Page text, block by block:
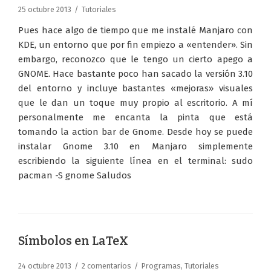
25 octubre 2013 Tutoriales
Pues hace algo de tiempo que me instalé Manjaro con
KDE, un entorno que por fin empiezo a «entender». Sin
embargo, reconozco que le tengo un cierto apego a
GNOME. Hace bastante poco han sacado la versión 3.10
del entorno y incluye bastantes «mejoras» visuales
que le dan un toque muy propio al escritorio. A mí
personalmente me encanta la pinta que está
tomando la action bar de Gnome. Desde hoy se puede
instalar Gnome 3.10 en Manjaro simplemente
escribiendo la siguiente línea en el terminal: sudo
pacman -S gnome Saludos
Símbolos en LaTeX
24 octubre 2013 2 comentarios Programas, Tutoriales